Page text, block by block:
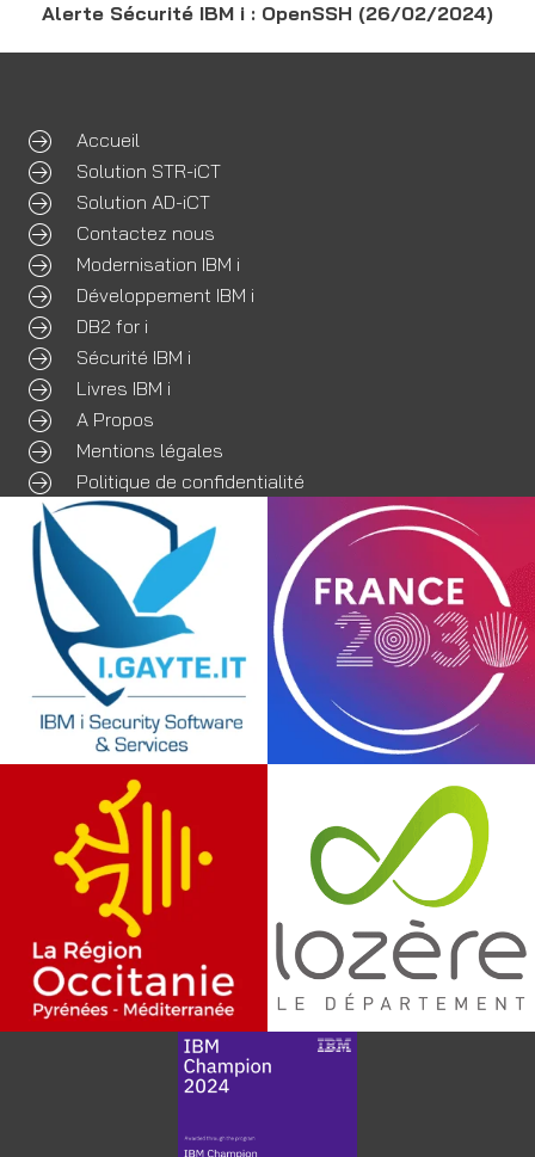
Alerte Sécurité IBM i : OpenSSH (26/02/2024)
Accueil
Solution STR-iCT
Solution AD-iCT
Contactez nous
Modernisation IBM i
Développement IBM i
DB2 for i
Sécurité IBM i
Livres IBM i
A Propos
Mentions légales
Politique de confidentialité